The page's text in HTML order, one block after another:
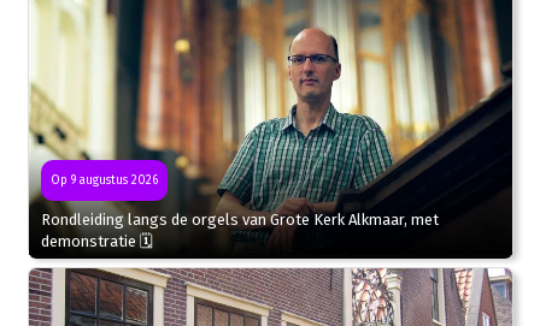
Op 9 augustus 2026
Rondleiding langs de orgels van Grote Kerk Alkmaar, met
demonstratie 🗓